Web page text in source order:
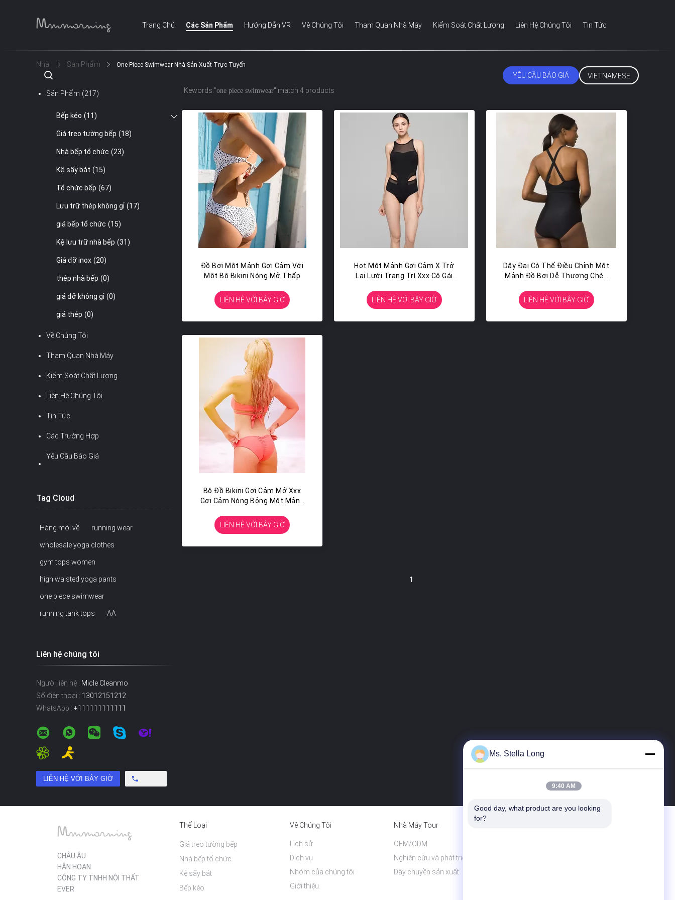
Trang Chủ Các Sản Phẩm Hướng Dẫn VR Về Chúng Tôi Tham Quan Nhà Máy Kiểm Soát Chất Lượng Liên Hệ Chúng Tôi Tin Tức
YÊU CẦU BÁO GIÁ VIETNAMESE
Nhà Sản Phẩm One Piece Swimwear Nhà Sản Xuất Trực Tuyến
Sản Phẩm (217)
Bếp kéo (11)
Giá treo tường bếp (18)
Nhà bếp tổ chức (23)
Kệ sấy bát (15)
Tổ chức bếp (67)
Lưu trữ thép không gỉ (17)
giá bếp tổ chức (15)
Kệ lưu trữ nhà bếp (31)
Giá đỡ inox (20)
thép nhà bếp (0)
giá đỡ không gỉ (0)
giá thép (0)
Về Chúng Tôi
Tham Quan Nhà Máy
Kiểm Soát Chất Lượng
Liên Hệ Chúng Tôi
Tin Tức
Các Trường Hợp
Yêu Cầu Báo Giá
Tag Cloud
Hàng mới về running wear
wholesale yoga clothes
gym tops women
high waisted yoga pants
one piece swimwear
running tank tops AA
Liên hệ chúng tôi
Người liên hệ : Micle Cleanmo
Số điện thoại : 13012151212
WhatsApp : +111111111111
Kewords:"one piece swimwear" match 4 products
Đồ Bơi Một Mảnh Gợi Cảm Với
Một Bộ Bikini Nóng Mở Thấp
LIÊN HỆ VỚI BÂY GIỜ
Hot Một Mảnh Gợi Cảm X Trở
Lại Lưới Trang Trí Xxx Cô Gái
LIÊN HỆ VỚI BÂY GIỜ
Dây Đai Có Thể Điều Chỉnh Một
Mảnh Đồ Bơi Dễ Thương Chéo
LIÊN HỆ VỚI BÂY GIỜ
Bộ Đồ Bikini Gợi Cảm Mở Xxx
Gợi Cảm Nóng Bỏng Một Mảnh
LIÊN HỆ VỚI BÂY GIỜ
1
CHÂU ÂU
HÂN HOAN
CÔNG TY TNHH NỘI THẤT
EVER
Thể Loại
Bếp kéo
Giá treo tường bếp
Nhà bếp tổ chức
Kệ sấy bát
Về Chúng Tôi
Giới thiệu
Lịch sử
Dịch vụ
Nhóm của chúng tôi
Nhà Máy Tour
Dây chuyền sản xuất
OEM/ODM
Nghiên cứu và phát triển
Ms. Stella Long
9:40 AM
Good day, what product are you looking
for?